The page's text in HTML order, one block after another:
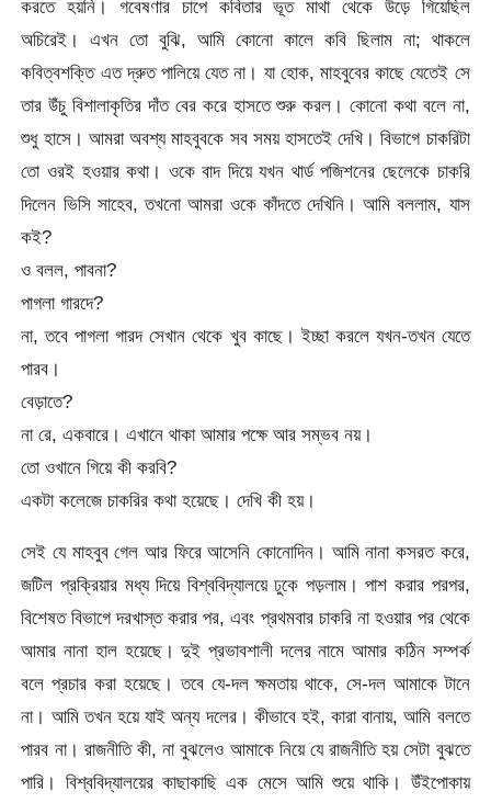
করতে হয়নি। গবেষণার চাপে কবিতার ভূত মাথা থেকে উড়ে গিয়েছিল
অচিরেই। এখন তো বুঝি, আমি কোনো কালে কবি ছিলাম না; থাকলে
কবিত্বশক্তি এত দ্রুত পালিয়ে যেত না। যা হোক, মাহবুবের কাছে যেতেই সে
তার উঁচু বিশালাকৃতির দাঁত বের করে হাসতে শুরু করল। কোনো কথা বলে না,
শুধু হাসে। আমরা অবশ্য মাহবুবকে সব সময় হাসতেই দেখি। বিভাগে চাকরিটা
তো ওরই হওয়ার কথা। ওকে বাদ দিয়ে যখন থার্ড পজিশনের ছেলেকে চাকরি
দিলেন ভিসি সাহেব, তখনো আমরা ওকে কাঁদতে দেখিনি। আমি বললাম, যাস
কই?
ও বলল, পাবনা?
পাগলা গারদে?
না, তবে পাগলা গারদ সেখান থেকে খুব কাছে। ইচ্ছা করলে যখন-তখন যেতে
পারব।
বেড়াতে?
না রে, একবারে। এখানে থাকা আমার পক্ষে আর সম্ভব নয়।
তো ওখানে গিয়ে কী করবি?
একটা কলেজে চাকরির কথা হয়েছে। দেখি কী হয়।
সেই যে মাহবুব গেল আর ফিরে আসেনি কোনোদিন। আমি নানা কসরত করে,
জটিল প্রক্রিয়ার মধ্য দিয়ে বিশ্ববিদ্যালয়ে ঢুকে পড়লাম। পাশ করার পরপর,
বিশেষত বিভাগে দরখাস্ত করার পর, এবং প্রথমবার চাকরি না হওয়ার পর থেকে
আমার নানা হাল হয়েছে। দুই প্রভাবশালী দলের নামে আমার কঠিন সম্পর্ক
বলে প্রচার করা হয়েছে। তবে যে-দল ক্ষমতায় থাকে, সে-দল আমাকে টানে
না। আমি তখন হয়ে যাই অন্য দলের। কীভাবে হই, কারা বানায়, আমি বলতে
পারব না। রাজনীতি কী, না বুঝলেও আমাকে নিয়ে যে রাজনীতি হয় সেটা বুঝতে
পারি। বিশ্ববিদ্যালয়ের কাছাকাছি এক মেসে আমি শুয়ে থাকি। উঁইপোকায়